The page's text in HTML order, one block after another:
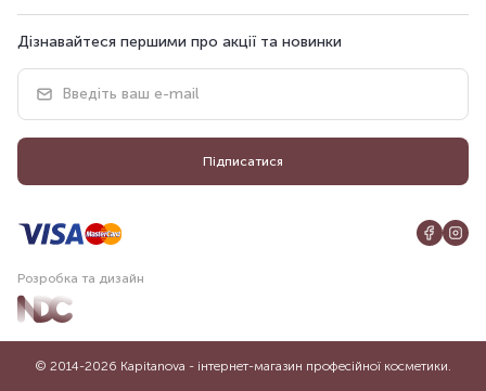
Дізнавайтеся першими про акції та новинки
Підписатися
Розробка та дизайн
© 2014-2026 Kapitanova - інтернет-магазин професійної косметики.